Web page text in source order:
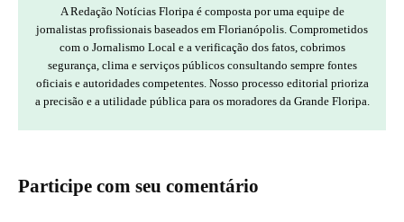
A Redação Notícias Floripa é composta por uma equipe de
jornalistas profissionais baseados em Florianópolis. Comprometidos
com o Jornalismo Local e a verificação dos fatos, cobrimos
segurança, clima e serviços públicos consultando sempre fontes
oficiais e autoridades competentes. Nosso processo editorial prioriza
a precisão e a utilidade pública para os moradores da Grande Floripa.
Participe com seu comentário